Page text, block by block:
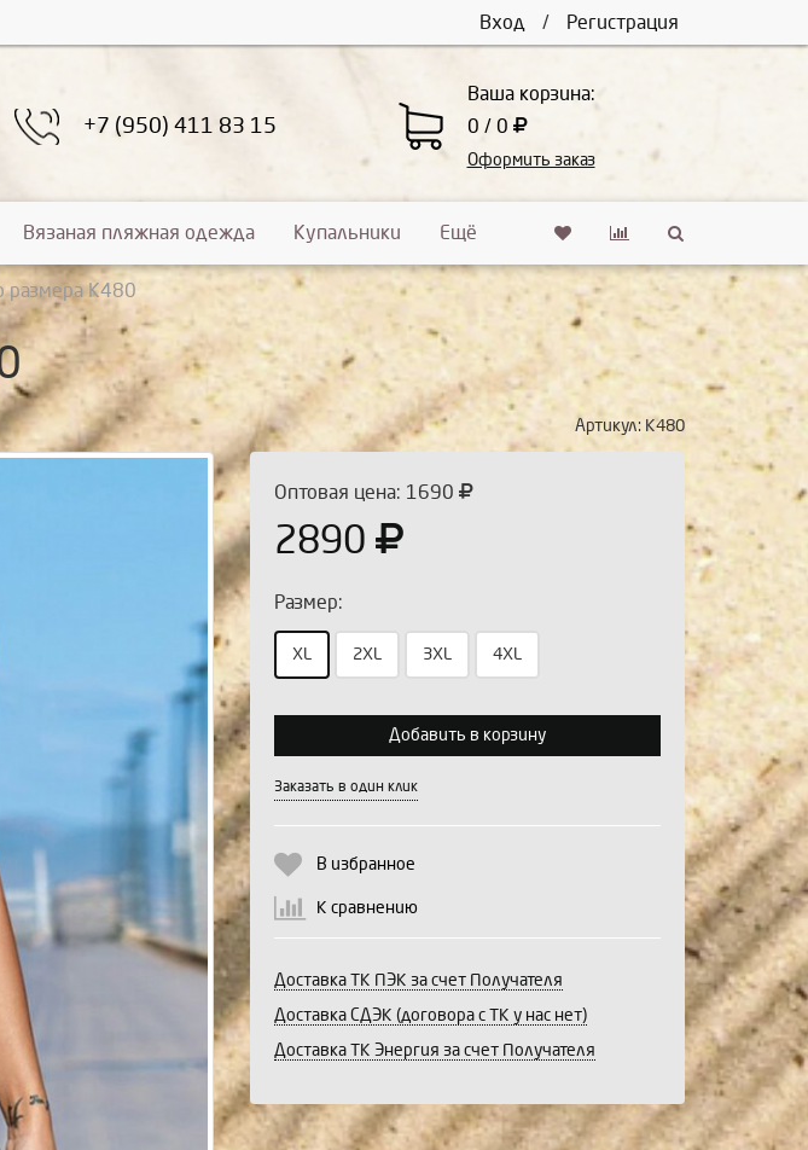
Вход / Регистрация
+7 (950) 411 83 15
Ваша корзина:
0 / 0
Оформить заказ
Вязаная пляжная одежда Купальники Ещё
размера К480
Артикул: К480
Оптовая цена: 1690
2890
Размер:
XL 2XL 3XL 4XL
Выберите количество:
Продолжить Отмена
Добавить в корзину
Заказать в один клик
В избранное
К сравнению
Доставка ТК ПЭК за счет Получателя
Доставка СДЭК (договора с ТК у нас нет)
Доставка ТК Энергия за счет Получателя